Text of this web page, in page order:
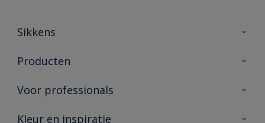
Sikkens
Over Sikkens
Duurzaamheid
Producten
Producten voor binnen
Voor professionals
Advies & service
Kleur en inspiratie